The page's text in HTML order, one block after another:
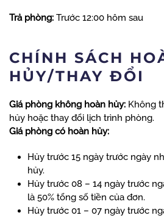
Trả phòng: Trước 12:00 hôm sau
CHÍNH SÁCH
HỦY/THAY ĐỔI
Giá phòng không hoàn hủy: Không
hủy hoặc thay đổi lịch trình phòng.
Giá phòng có hoàn hủy:
Hủy trước 15 ngày trước ngày
hủy.
Hủy trước 08 – 14 ngày trước
là 50% tổng số tiền của đơn.
Hủy trước 01 – 07 ngày trước